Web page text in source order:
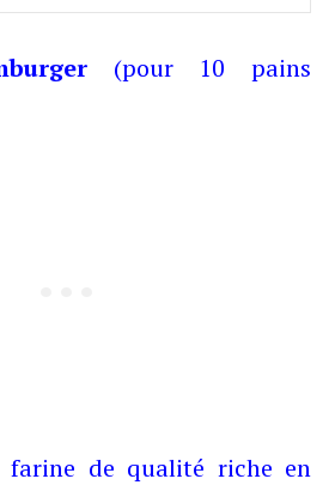
(pour 10 pains
farine de qualité riche en